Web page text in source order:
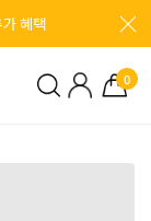
혜택
0